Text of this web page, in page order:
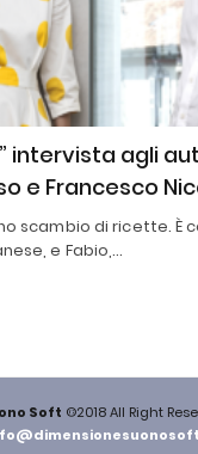
intervista agli
e Francesco
scambio di ricette. È
e Fabio,…
Soft ©2018 All Right